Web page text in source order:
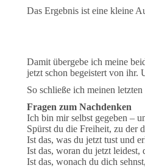
Das Ergebnis ist eine kleine
Damit übergebe ich meine
jetzt schon begeistert von ihr.
So schließe ich meinen
Fragen zum Nachdenken
Ich bin mir selbst gegeben –
Spürst du die Freiheit, zu der
Ist das, was du jetzt tust und
Ist das, woran du jetzt leidest,
Ist das, wonach du dich